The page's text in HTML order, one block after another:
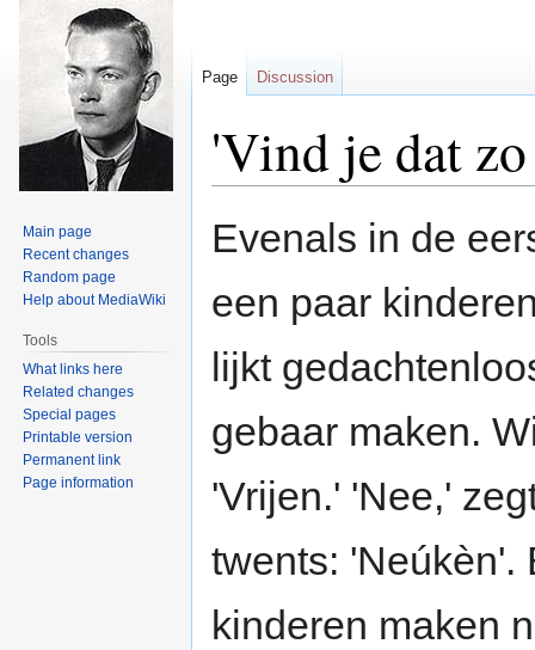
'Vind je dat
to
to
Evenals in de
een paar
lijkt
gebaar maken.
'Vrijen.' 'Nee,'
twents: 'Neúkèn'.
kinderen maken
Page Discussion
Main page
Recent changes
Random page
Help about MediaWiki
Tools
What links here
Related changes
Special pages
Printable version
Permanent link
Page information